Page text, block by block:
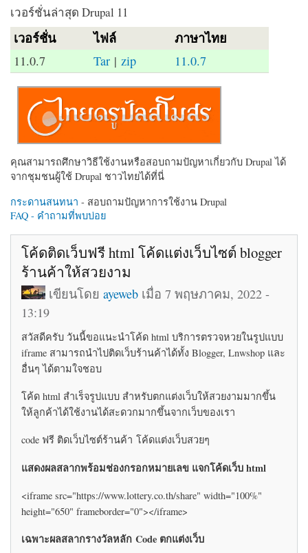
เวอร์ชั่นล่าสุด Drupal 11
เวอร์ชั่น ไฟล์ ภาษาไทย
11.0.7 Tar | zip 11.0.7
คุณสามารถศึกษาวิธีใช้งานหรือสอบถามปัญหาเกี่ยวกับ Drupal ได้
จากชุมชนผู้ใช้ Drupal ชาวไทยได้ที่นี่
กระดานสนทนา - สอบถามปัญหาการใช้งาน Drupal
FAQ - คำถามที่พบบ่อย
โค้ดติดเว็บฟรี html โค้ดแต่งเว็บไซต์ blogger
ร้านค้าให้สวยงาม
เขียนโดยayeweb เมื่อ 7 พฤษภาคม, 2022 -
13:19
สวัสดีครับ วันนี้ขอแนะนำโค้ด html บริการตรวจหวยในรูปแบบ
iframe สามารถนำไปติดเว็บร้านค้าได้ทั้ง Blogger, Lnwshop และ
อื่นๆ ได้ตามใจชอบ
โค้ด html สำเร็จรูปแบบ สำหรับตกแต่งเว็บให้สวยงามมากขึ้น
ให้ลูกค้าได้ใช้งานได้สะดวกมากขึ้นจากเว็บของเรา
code ฟรี ติดเว็บไซต์ร้านค้า โค้ดแต่งเว็บสวยๆ
แสดงผลสลากพร้อมช่องกรอกหมายเลข แจกโค้ดเว็บ html
<iframe src="https://www.lottery.co.th/share" width="100%"
height="650" frameborder="0"></iframe>
เฉพาะผลสลากรางวัลหลัก Code ตกแต่งเว็บ